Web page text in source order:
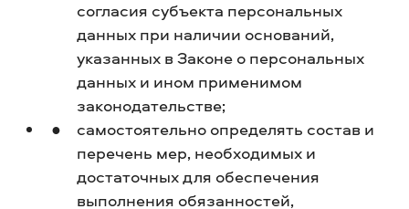
согласия субъекта персональных
данных при наличии оснований,
указанных в Законе о персональных
данных и ином применимом
законодательстве;
самостоятельно определять состав и
перечень мер, необходимых и
достаточных для обеспечения
выполнения обязанностей,